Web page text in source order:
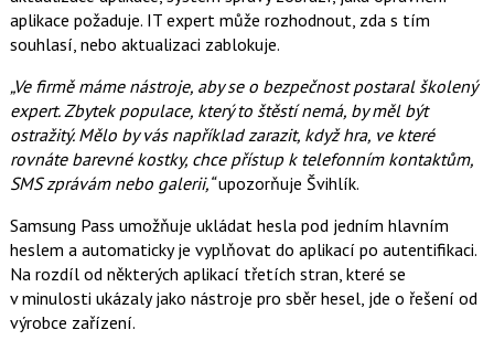
aplikace požaduje. IT expert může rozhodnout, zda s tím
souhlasí, nebo aktualizaci zablokuje.
„Ve firmě máme nástroje, aby se o bezpečnost postaral školený
expert. Zbytek populace, který to štěstí nemá, by měl být
ostražitý. Mělo by vás například zarazit, když hra, ve které
rovnáte barevné kostky, chce přístup k telefonním kontaktům,
SMS zprávám nebo galerii,“upozorňuje Švihlík.
Samsung Pass umožňuje ukládat hesla pod jedním hlavním
heslem a automaticky je vyplňovat do aplikací po autentifikaci.
Na rozdíl od některých aplikací třetích stran, které se
v minulosti ukázaly jako nástroje pro sběr hesel, jde o řešení od
výrobce zařízení.